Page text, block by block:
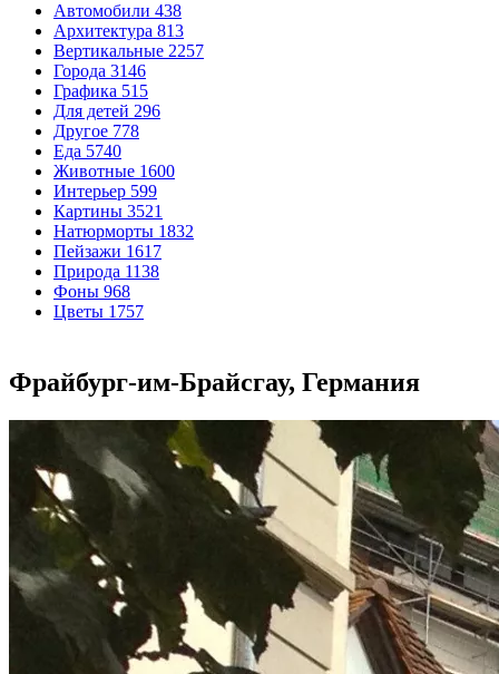
Автомобили 438
Архитектура 813
Вертикальные 2257
Города 3146
Графика 515
Для детей 296
Другое 778
Еда 5740
Животные 1600
Интерьер 599
Картины 3521
Натюрморты 1832
Пейзажи 1617
Природа 1138
Фоны 968
Цветы 1757
Фрайбург-им-Брайсгау, Германия